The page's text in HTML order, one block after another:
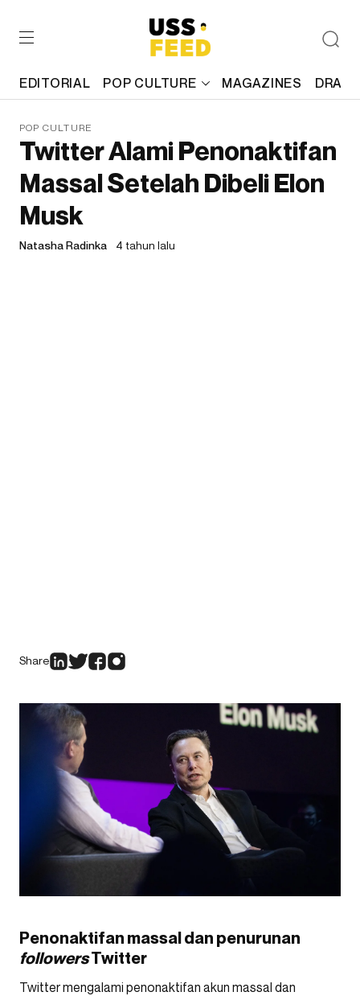
EDITORIAL POP CULTURE MAGAZINES
POP CULTURE
Twitter Alami Penonaktifan
Massal Setelah Dibeli Elon
Musk
Natasha Radinka 4 tahun lalu
Share
Penonaktifan massal dan penurunan
followersTwitter
Twitter mengalami penonaktifan akun massal dan